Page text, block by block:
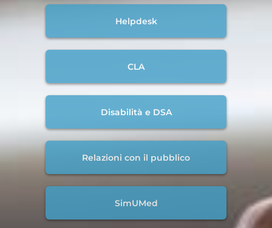
Helpdesk
CLA
Disabilità e DSA
Relazioni con il pubblico
SimUMed